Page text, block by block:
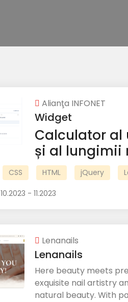
Alianţa INFONET
Widget
Calculator al
și al lungimii
CSS HTML jQuery
10.2023 - 11.2023
Lenanails
Lenanails
Here beauty meets
exquisite nail artistry
natural beauty. With